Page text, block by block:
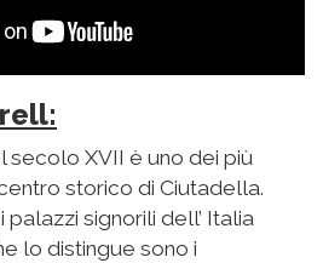
secolo XVII è uno dei più
storico di Ciutadella.
palazzi signorili dell’ Italia
lo distingue sono i